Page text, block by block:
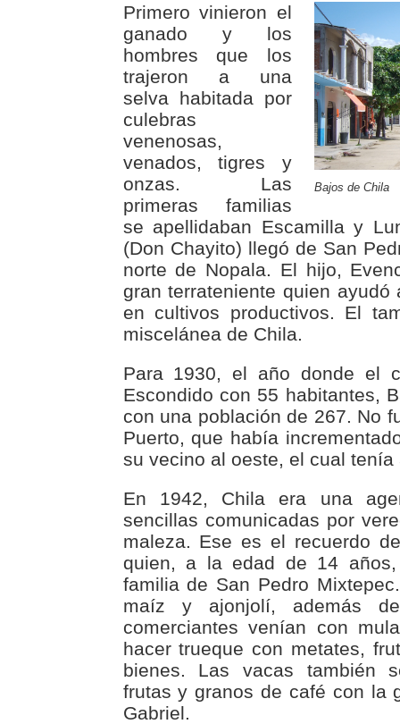
Bajos de Chila
Primero vinieron el
ganado y los
hombres que los
trajeron a una
selva habitada por
culebras
venenosas,
venados, tigres y
onzas. Las
primeras familias
se apellidaban Escamilla y
(Don Chayito) llegó de San
norte de Nopala. El hijo,
gran terrateniente quien ayudó
en cultivos productivos. El
miscelánea de Chila.
Para 1930, el año donde el
Escondido con 55 habitantes,
con una población de 267. No
Puerto, que había
su vecino al oeste, el cual tenía
En 1942, Chila era una
sencillas comunicadas por
maleza. Ese es el recuerdo
quien, a la edad de 14
familia de San Pedro
maíz y ajonjolí, además
comerciantes venían con
hacer trueque con metates,
bienes. Las vacas también
frutas y granos de café con la
Gabriel.